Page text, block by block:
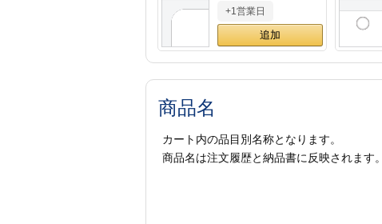
+1営業日
商品名
カート内の品目別名称となります。
商品名は注文履歴と納品書に反映されます。